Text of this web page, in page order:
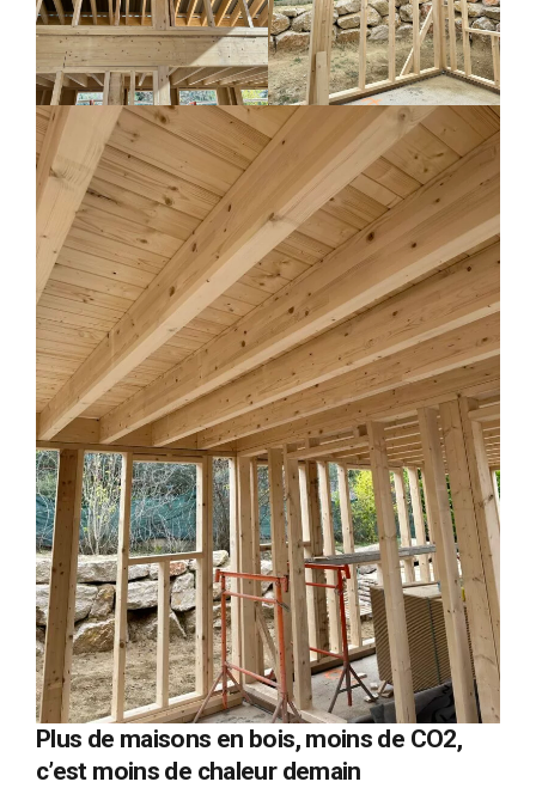
Plus de maisons en bois, moins de CO2,
c’est moins de chaleur demain